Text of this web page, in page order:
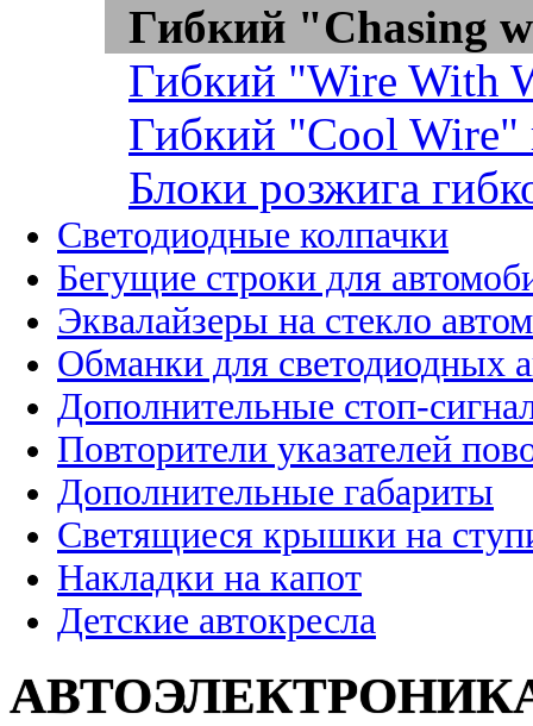
Гибкий "Chasing
Гибкий "Wire With
Гибкий "Cool Wire"
Блоки розжига
Светодиодные колпачки
Бегущие строки для
Эквалайзеры на стекло
Обманки для светодиодных
Дополнительные стоп-
Повторители указателей
Дополнительные габариты
Светящиеся крышки на
Накладки на капот
Детские автокресла